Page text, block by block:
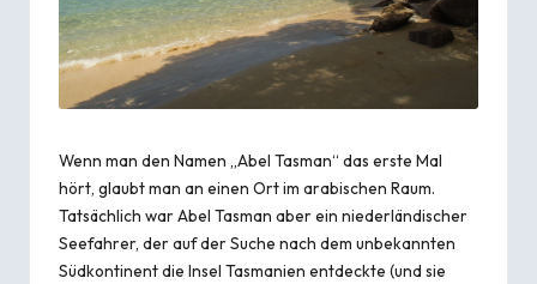
Wenn man den Namen „Abel Tasman“ das erste Mal
hört, glaubt man an einen Ort im arabischen Raum.
Tatsächlich war Abel Tasman aber ein niederländischer
Seefahrer, der auf der Suche nach dem unbekannten
Südkontinent die Insel Tasmanien entdeckte (und sie